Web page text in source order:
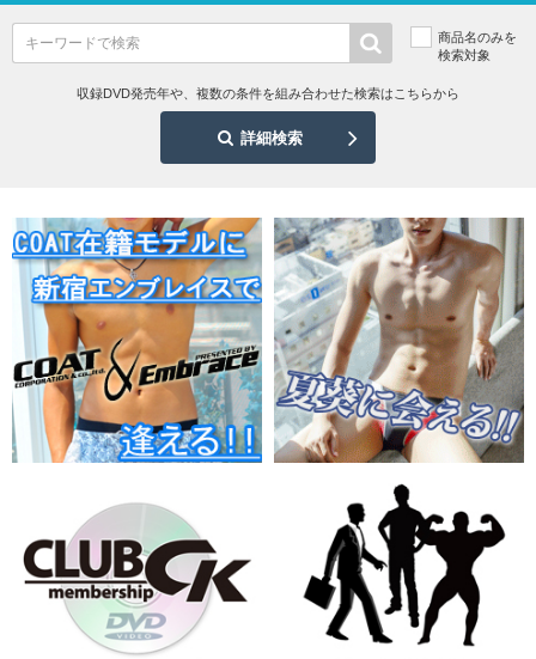
商品名のみを
検索対象
収録DVD発売年や、複数の条件を組み合わせた検索はこちらから
詳細検索